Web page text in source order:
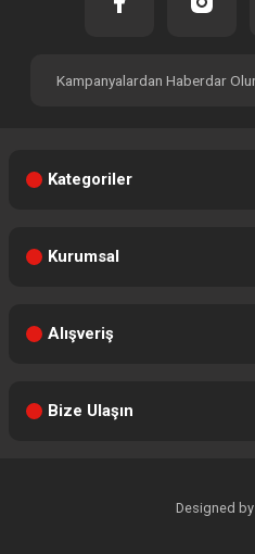
Kategoriler
Kurumsal
Alışveriş
Bize Ulaşın
Designed by